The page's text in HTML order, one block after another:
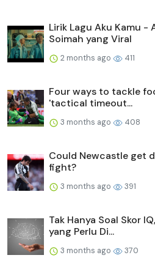
Lirik Lagu Aku Kamu -
Soimah yang Viral
2 months ago 411
Four ways to tackle
'tactical timeout...
3 months ago 408
Could Newcastle get
fight?
3 months ago 391
Tak Hanya Soal Skor
yang Perlu Di...
3 months ago 370